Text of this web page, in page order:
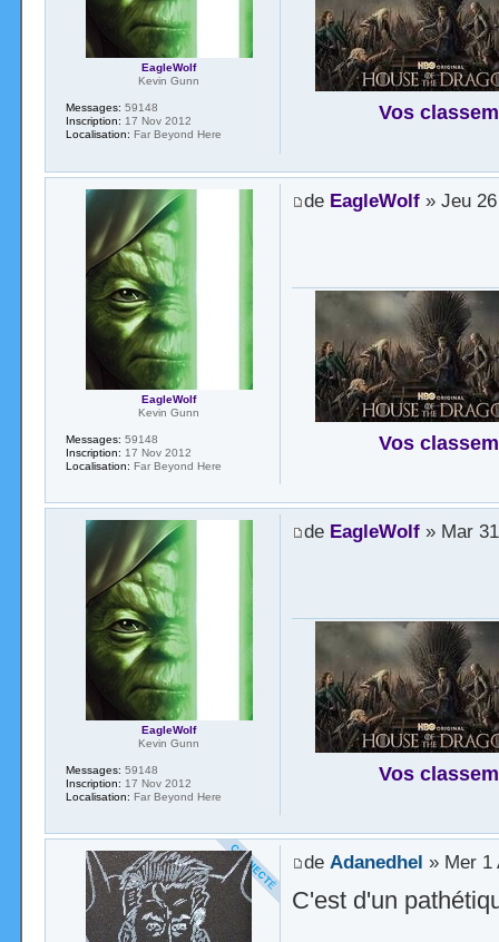
Vos
EagleWolf
Kevin Gunn
Messages: 59148
Inscription: 17 Nov 2012
Localisation: Far Beyond Here
de EagleWolf» Jeu 26
Vos
EagleWolf
Kevin Gunn
Messages: 59148
Inscription: 17 Nov 2012
Localisation: Far Beyond Here
de EagleWolf» Mar
Vos
EagleWolf
Kevin Gunn
Messages: 59148
Inscription: 17 Nov 2012
Localisation: Far Beyond Here
de Adanedhel » Mer 1
C'est d'un